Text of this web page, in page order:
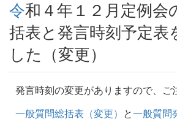
令和４年１２月定例会の一般質問総
括表と発言時刻予定表
した（変更）
発言時刻の変更がありますので、ご
一般質問総括表（変更） と一般質問